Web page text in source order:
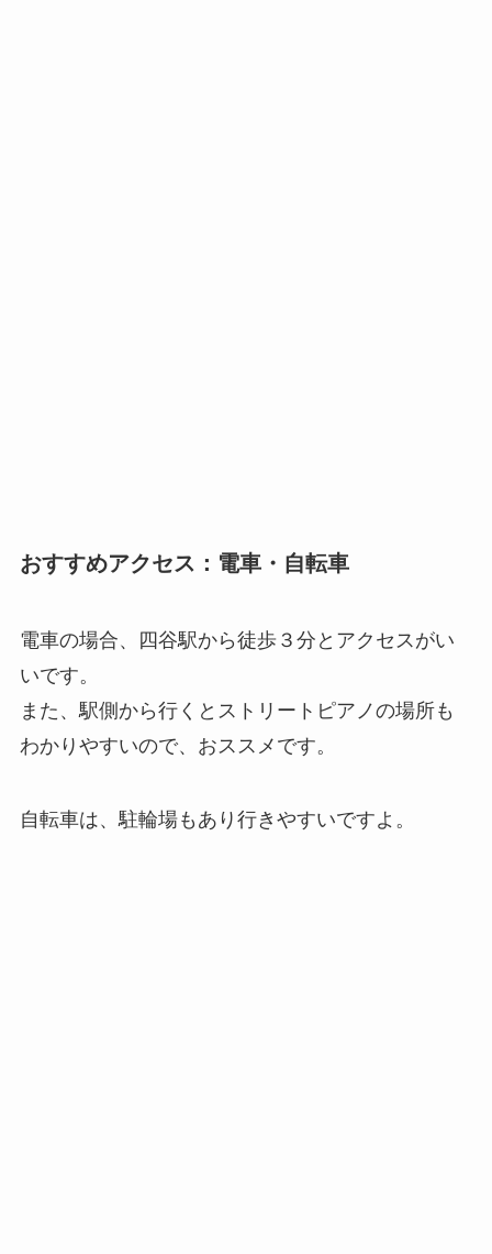
おすすめアクセス：電車・自転車
電車の場合、四谷駅から徒歩３分とアクセスがい
いです。
また、駅側から行くとストリートピアノの場所も
わかりやすいので、おススメです。
自転車は、駐輪場もあり行きやすいですよ。